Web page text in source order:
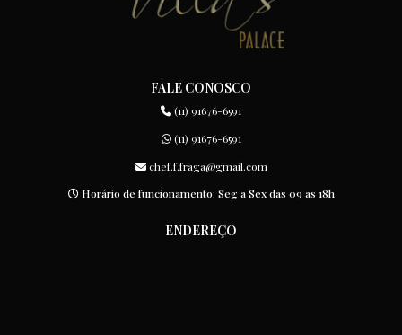
FALE CONOSCO
(11) 91676-6591
(11) 91676-6591
chef.f.fraga@gmail.com
Horário de funcionamento: Seg a Sex das 09 as 18h
ENDEREÇO